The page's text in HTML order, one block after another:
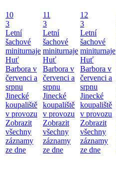
10
3
Letní
šachové
miniturnaje
Huť
Barbora v
červenci a
srpnu
Jinecké
koupaliště
v provozu
Zobrazit
všechny
záznamy
ze dne
11
3
Letní
šachové
miniturnaje
Huť
Barbora v
červenci a
srpnu
Jinecké
koupaliště
v provozu
Zobrazit
všechny
záznamy
ze dne
12
3
Letní
šachové
miniturnaje
Huť
Barbora v
červenci a
srpnu
Jinecké
koupaliště
v provozu
Zobrazit
všechny
záznamy
ze dne